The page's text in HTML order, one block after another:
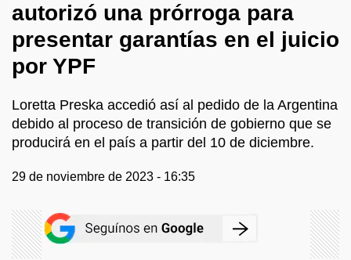
autorizó una prórroga para
presentar garantías en el juicio
por YPF
Loretta Preska accedió así al pedido de la Argentina
debido al proceso de transición de gobierno que se
producirá en el país a partir del 10 de diciembre.
29 de noviembre de 2023 - 16:35